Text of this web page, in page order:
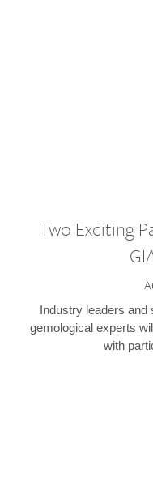
Two Exciting
Industry leaders and
gemological experts
with